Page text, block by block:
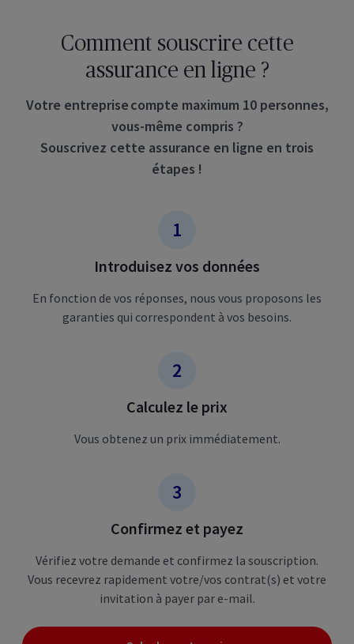
Comment souscrire cette
assurance en ligne ?
Votre entreprise compte maximum 10 personnes,
vous-même compris ?
Souscrivez cette assurance en ligne en trois
étapes !
Introduisez vos données
En fonction de vos réponses, nous vous proposons les
garanties qui correspondent à vos besoins.
Calculez le prix
Vous obtenez un prix immédiatement.
Confirmez et payez
Vérifiez votre demande et confirmez la souscription.
Vous recevrez rapidement votre/vos contrat(s) et votre
invitation à payer par e-mail.